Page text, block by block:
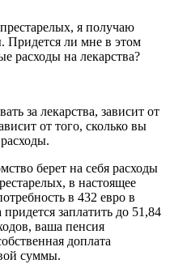
я получаю
Придется ли мне в этом
расходы на лекарства?
за лекарства, зависит от
от того, сколько вы
берет на себя расходы
в настоящее
в 432 евро в
заплатить до 51,84
ваша пенсия
доплата
суммы.